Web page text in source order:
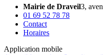
Mairie de Draveil3,
01 69 52 78 78
Contact
Horaires
Application mobile